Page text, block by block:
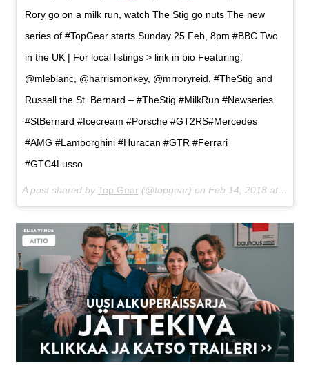
Rory go on a milk run, watch The Stig go nuts The new
series of #TopGear starts Sunday 25 Feb, 8pm #BBC Two
in the UK | For local listings > link in bio Featuring:
@mleblanc, @harrismonkey, @mrroryreid, #TheStig and
Russell the St. Bernard – #TheStig #MilkRun #Newseries
#StBernard #Icecream #Porsche #GT2RS#Mercedes
#AMG #Lamborghini #Huracan #GTR #Ferrari
#GTC4Lusso
A post shared by Top Gear (@topgear) on Feb 14, 2018 at 8:19am PST